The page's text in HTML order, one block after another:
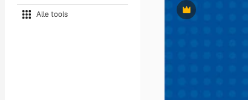
Alle tools Premium